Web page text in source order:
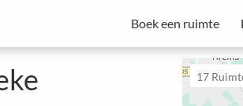
Boek een ruimte
17